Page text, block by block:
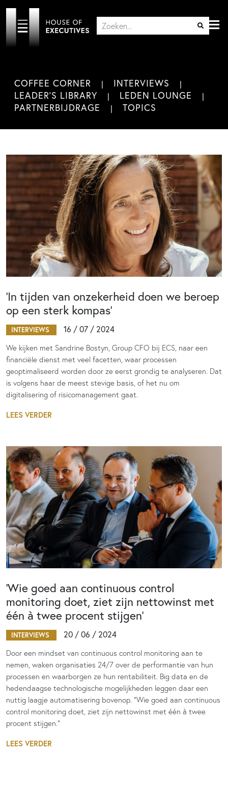
COFFEE CORNER
INTERVIEWS
LEADER'S LIBRARY
LEDEN LOUNGE
PARTNERBIJDRAGE
TOPICS
‘In tijden van onzekerheid doen we beroep
op een sterk kompas’
INTERVIEWS 16 / 07 / 2024
We kijken met Sandrine Bostyn, Group CFO bij ECS, naar een
financiële dienst met veel facetten, waar processen
geoptimaliseerd worden door ze eerst grondig te analyseren. Dat
is volgens haar de meest stevige basis, of het nu om
digitalisering of risicomanagement gaat.
LEES VERDER
‘Wie goed aan continuous control
monitoring doet, ziet zijn nettowinst met
één à twee procent stijgen’
INTERVIEWS 20 / 06 / 2024
Door een mindset van continuous control monitoring aan te
nemen, waken organisaties 24/7 over de performantie van hun
processen en waarborgen ze hun rentabiliteit. Big data en de
hedendaagse technologische mogelijkheden leggen daar een
nuttig laagje automatisering bovenop. “Wie goed aan continuous
control monitoring doet, ziet zijn nettowinst met één à twee
procent stijgen.”
LEES VERDER